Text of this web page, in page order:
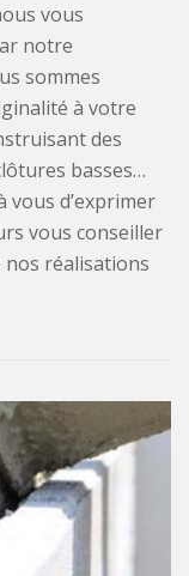
vous
notre
sommes
à votre
des
basses…
vous d’exprimer
vous conseiller
réalisations